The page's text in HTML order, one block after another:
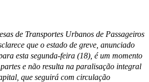
de Transportes Urbanos de Passageiros
que o estado de greve, anunciado
esta segunda-feira (18), é um momento
e não resulta na paralisação integral
que seguirá com circulação